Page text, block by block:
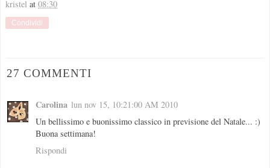
kristel at 08:30
Condividi
27 COMMENTI
Carolina lun nov 15, 10:21:00 AM 2010
Un bellissimo e buonissimo classico in previsione del Natale... :)
Buona settimana!
Rispondi